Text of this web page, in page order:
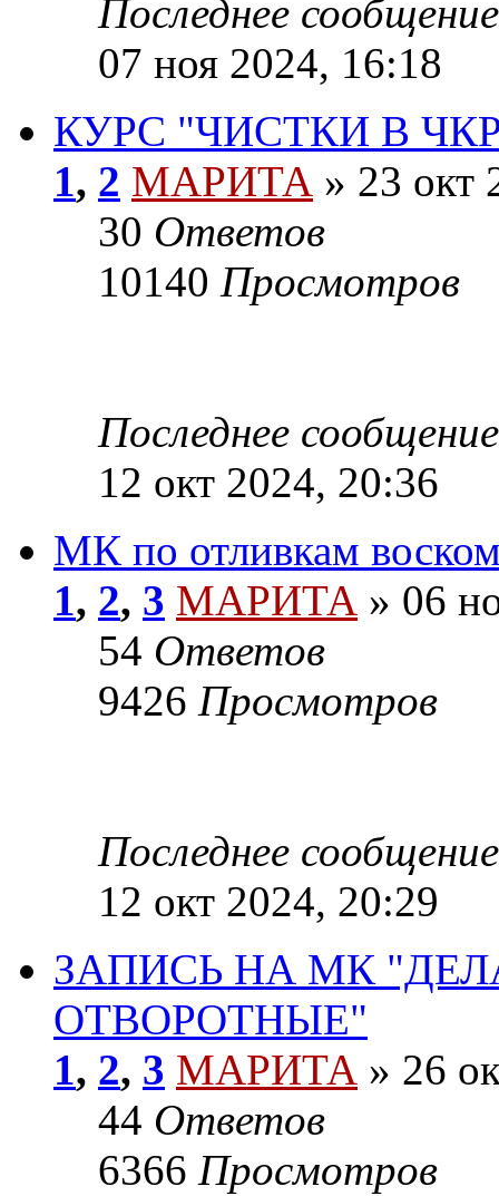
Последнее сообщение
07 ноя 2024, 16:18
КУРС "ЧИСТКИ В
1, 2 МАРИТА » 23 окт
30 Ответов
10140 Просмотров
Последнее сообщение
12 окт 2024, 20:36
МК по отливкам
1, 2, 3 МАРИТА » 06
54 Ответов
9426 Просмотров
Последнее сообщение
12 окт 2024, 20:29
ЗАПИСЬ НА МК
ОТВОРОТНЫЕ"
1, 2, 3 МАРИТА » 26
44 Ответов
6366 Просмотров